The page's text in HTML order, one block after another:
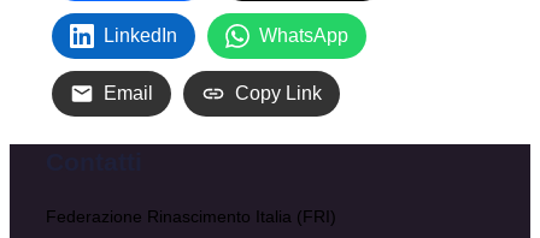
LinkedIn WhatsApp
Email Copy Link
Federazione Rinascimento Italia (FRI)